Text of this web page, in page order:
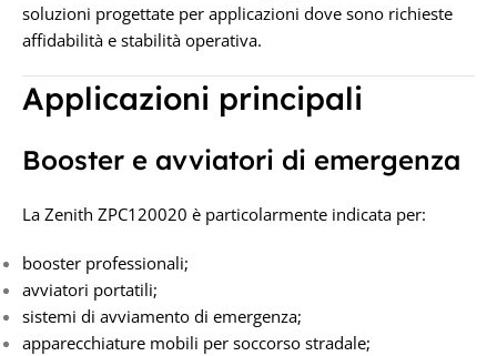
soluzioni progettate per applicazioni dove sono richieste
affidabilità e stabilità operativa.
Applicazioni principali
Booster e avviatori di emergenza
La Zenith ZPC120020 è particolarmente indicata per:
booster professionali;
avviatori portatili;
sistemi di avviamento di emergenza;
apparecchiature mobili per soccorso stradale;